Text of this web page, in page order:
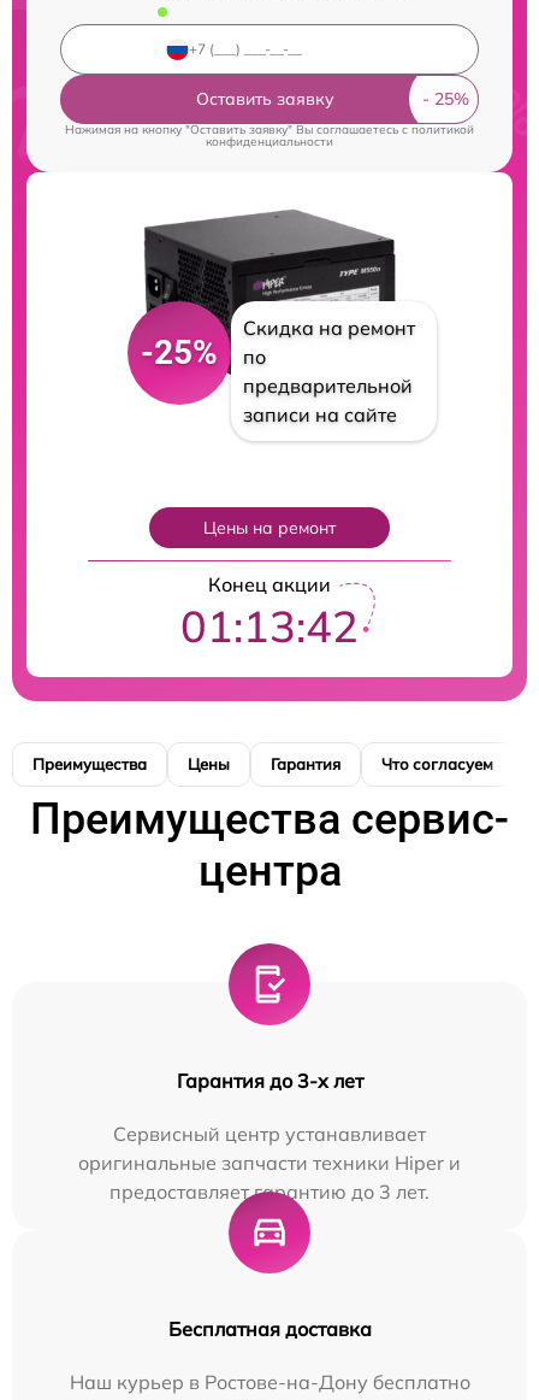
Оставить заявку
Нажимая на кнопку "Оставить заявку" Вы соглашаетесь cполитикой
конфиденциальности
-25%
Скидка на ремонт
по
предварительной
записи на сайте
Цены на ремонт
Конец акции
01:13:41
Преимущества Цены Гарантия Что согласуем
Преимущества сервис-
центра
Гарантия до 3-х лет
Сервисный центр устанавливает
оригинальные запчасти техники Hiper и
предоставляет гарантию до 3 лет.
Бесплатная доставка
Наш курьер в Ростове-на-Дону бесплатно